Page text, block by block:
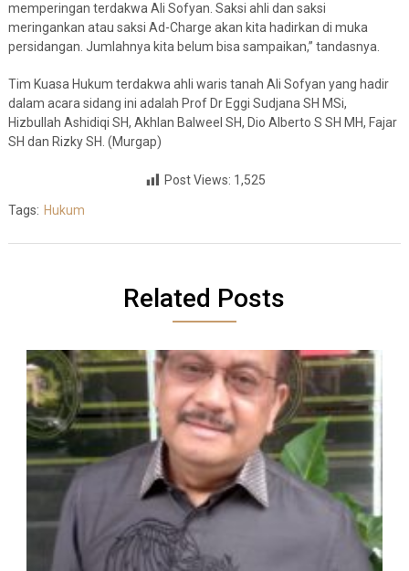
memperingan terdakwa Ali Sofyan. Saksi ahli dan saksi
meringankan atau saksi Ad-Charge akan kita hadirkan di muka
persidangan. Jumlahnya kita belum bisa sampaikan,” tandasnya.
Tim Kuasa Hukum terdakwa ahli waris tanah Ali Sofyan yang hadir
dalam acara sidang ini adalah Prof Dr Eggi Sudjana SH MSi,
Hizbullah Ashidiqi SH, Akhlan Balweel SH, Dio Alberto S SH MH, Fajar
SH dan Rizky SH. (Murgap)
Post Views: 1,525
Tags: Hukum
Related Posts